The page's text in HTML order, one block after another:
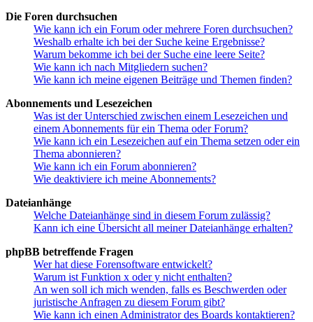
Die Foren durchsuchen
Wie kann ich ein Forum oder mehrere Foren durchsuchen?
Weshalb erhalte ich bei der Suche keine Ergebnisse?
Warum bekomme ich bei der Suche eine leere Seite?
Wie kann ich nach Mitgliedern suchen?
Wie kann ich meine eigenen Beiträge und Themen finden?
Abonnements und Lesezeichen
Was ist der Unterschied zwischen einem Lesezeichen und
einem Abonnements für ein Thema oder Forum?
Wie kann ich ein Lesezeichen auf ein Thema setzen oder ein
Thema abonnieren?
Wie kann ich ein Forum abonnieren?
Wie deaktiviere ich meine Abonnements?
Dateianhänge
Welche Dateianhänge sind in diesem Forum zulässig?
Kann ich eine Übersicht all meiner Dateianhänge erhalten?
phpBB betreffende Fragen
Wer hat diese Forensoftware entwickelt?
Warum ist Funktion x oder y nicht enthalten?
An wen soll ich mich wenden, falls es Beschwerden oder
juristische Anfragen zu diesem Forum gibt?
Wie kann ich einen Administrator des Boards kontaktieren?